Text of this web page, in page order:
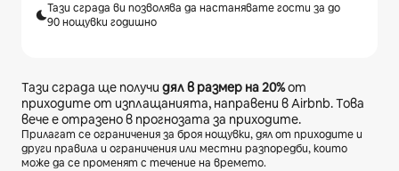
Тази сграда ви позволява да настанявате гости за до
90 нощувки годишно
Тази сграда ще получи дял в размер на20%от
приходите от изплащанията, направени в Airbnb. Това
вече е отразено в прогнозата за приходите.
Прилагат се ограничения за броя нощувки, дял от приходите и
други правила и ограничения или местни разпоредби, които
може да се променят с течение на времето.